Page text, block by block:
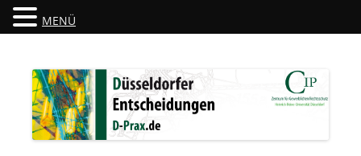
Düsseldorfer Entscheidungen
MENÜ